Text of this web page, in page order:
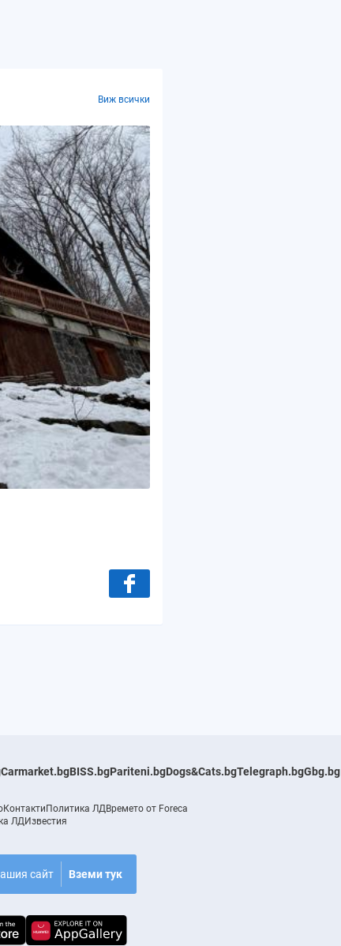
Виж всички
Carmarket.bgBISS.bgPariteni.bgDogs&Cats.bgTelegraph.bgGbg.bg
КонтактиПолитика ЛДВремето от Foreca
ЛДИзвестия
сайт Вземи тук